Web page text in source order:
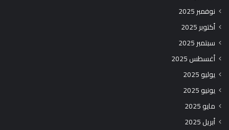
نوفمبر 2025
أكتوبر 2025
سبتمبر 2025
أغسطس 2025
يوليو 2025
يونيو 2025
مايو 2025
أبريل 2025